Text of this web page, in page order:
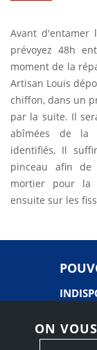
Avant d'entamer
prévoyez 48h
moment de la
Artisan Louis
chiffon, dans un
par la suite. Il
abîmées de la
identifiés, Il
pinceau afin de
mortier pour la
ensuite sur les
ON